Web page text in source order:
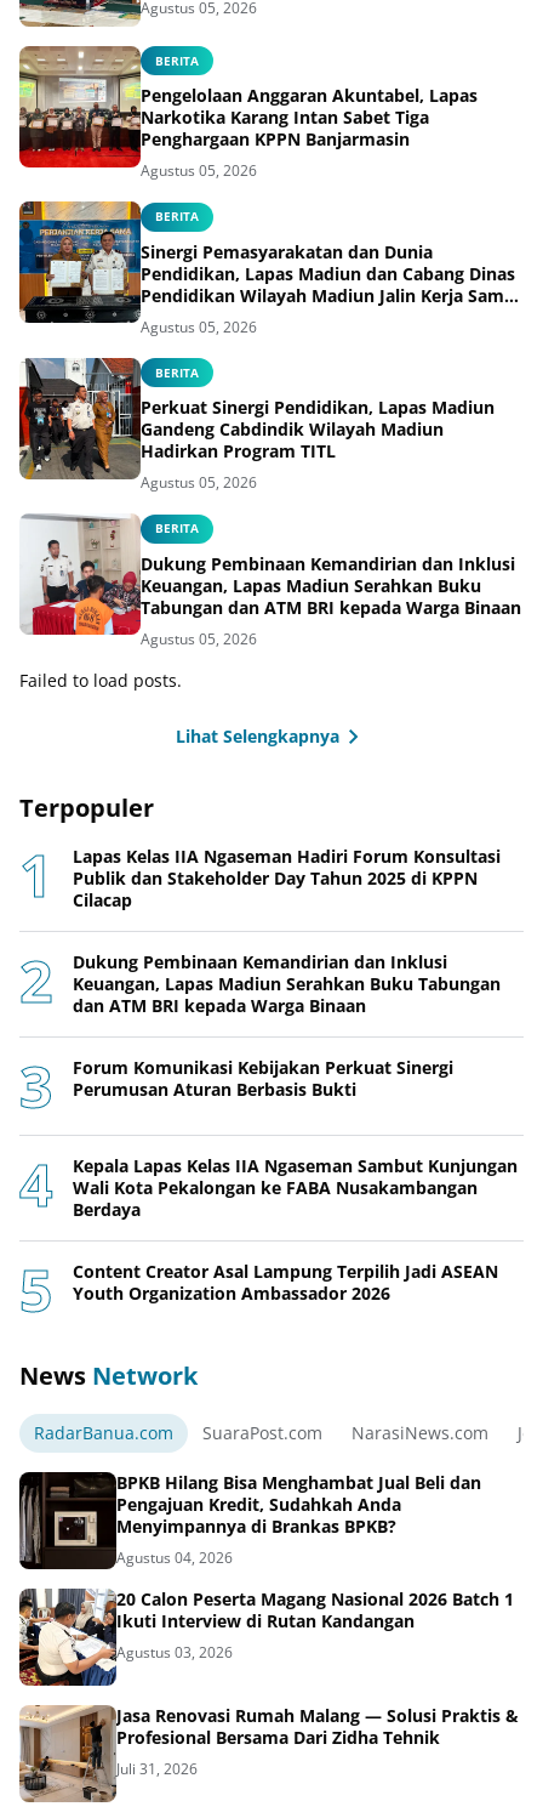
Agustus 05, 2026
BERITA
Pengelolaan Anggaran Akuntabel, Lapas
Narkotika Karang Intan Sabet Tiga
Penghargaan KPPN Banjarmasin
Agustus 05, 2026
BERITA
Sinergi Pemasyarakatan dan Dunia
Pendidikan, Lapas Madiun dan Cabang Dinas
Pendidikan Wilayah Madiun Jalin Kerja Sama
Pendidikan Vokasi Teknik Instalasi Tenaga
Listrik bagi Warga Binaan
Agustus 05, 2026
BERITA
Perkuat Sinergi Pendidikan, Lapas Madiun
Gandeng Cabdindik Wilayah Madiun
Hadirkan Program TITL
Agustus 05, 2026
BERITA
Dukung Pembinaan Kemandirian dan Inklusi
Keuangan, Lapas Madiun Serahkan Buku
Tabungan dan ATM BRI kepada Warga Binaan
Agustus 05, 2026
Failed to load posts.
Lihat Selengkapnya
Terpopuler
Lapas Kelas IIA Ngaseman Hadiri Forum Konsultasi
Publik dan Stakeholder Day Tahun 2025 di KPPN
Cilacap
Dukung Pembinaan Kemandirian dan Inklusi
Keuangan, Lapas Madiun Serahkan Buku Tabungan
dan ATM BRI kepada Warga Binaan
Forum Komunikasi Kebijakan Perkuat Sinergi
Perumusan Aturan Berbasis Bukti
Kepala Lapas Kelas IIA Ngaseman Sambut Kunjungan
Wali Kota Pekalongan ke FABA Nusakambangan
Berdaya
Content Creator Asal Lampung Terpilih Jadi ASEAN
Youth Organization Ambassador 2026
News Network
RadarBanua.com SuaraPost.com NarasiNews.com
BPKB Hilang Bisa Menghambat Jual Beli dan
Pengajuan Kredit, Sudahkah Anda
Menyimpannya di Brankas BPKB?
Agustus 04, 2026
20 Calon Peserta Magang Nasional 2026 Batch 1
Ikuti Interview di Rutan Kandangan
Agustus 03, 2026
Jasa Renovasi Rumah Malang — Solusi Praktis &
Profesional Bersama Dari Zidha Tehnik
Juli 31, 2026